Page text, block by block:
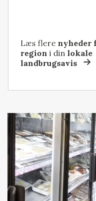
Læs flere nyheder
region i dinlokale
landbrugsavis